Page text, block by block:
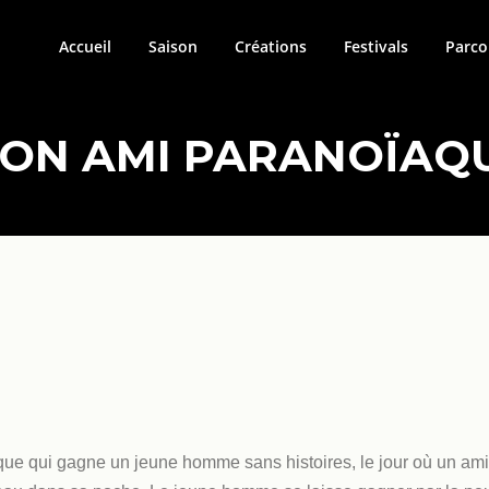
Accueil Saison Créations Festivals
AMI
qui gagne un jeune homme sans histoires, le jour où un ami